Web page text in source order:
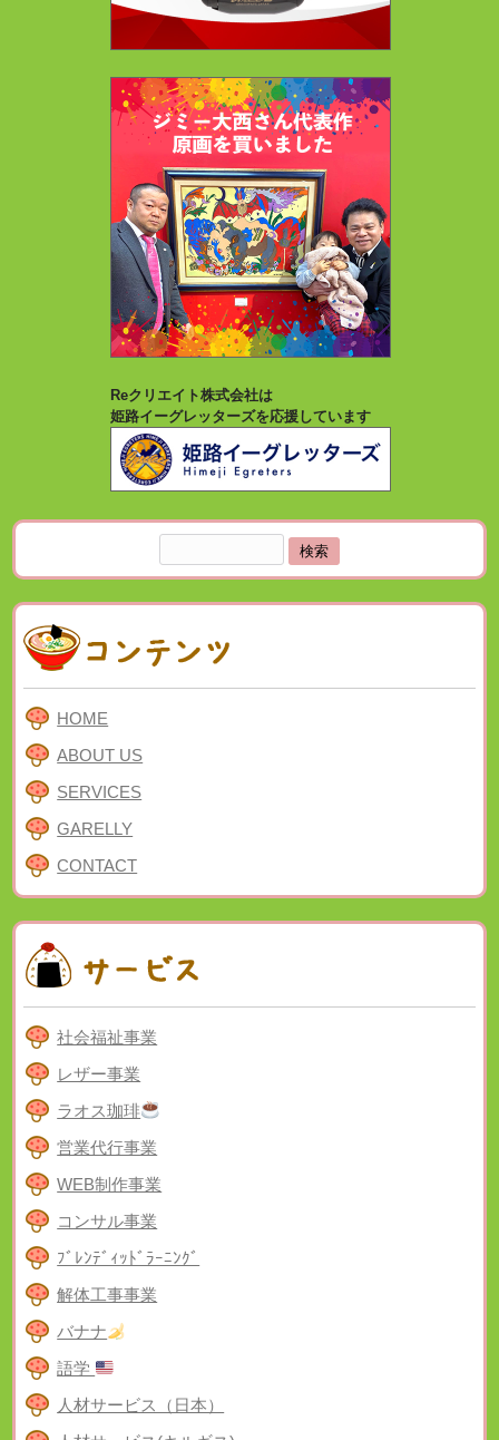
Reクリエイト株式会社は
姫路イーグレッターズを応援しています
索:
HOME
ABOUT US
SERVICES
GARELLY
CONTACT
社会福祉事業
レザー事業
ラオス珈琲
営業代行事業
WEB制作事業
コンサル事業
ﾌﾞﾚﾝﾃﾞｨｯﾄﾞﾗｰﾆﾝｸﾞ
解体工事事業
バナナ
語学
人材サービス（日本）